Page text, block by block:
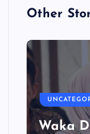
Other
Waka